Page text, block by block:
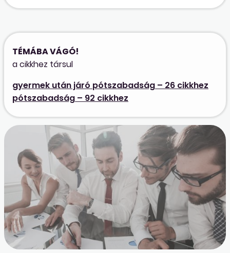
TÉMÁBA VÁGÓ!
a cikkhez társul
gyermek után járó pótszabadság – 26 cikkhez
pótszabadság – 92 cikkhez